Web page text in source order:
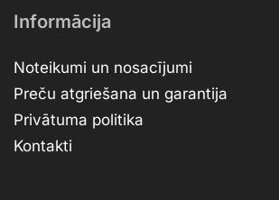
Informācija
Noteikumi un nosacījumi
Preču atgriešana un garantija
Privātuma politika
Kontakti